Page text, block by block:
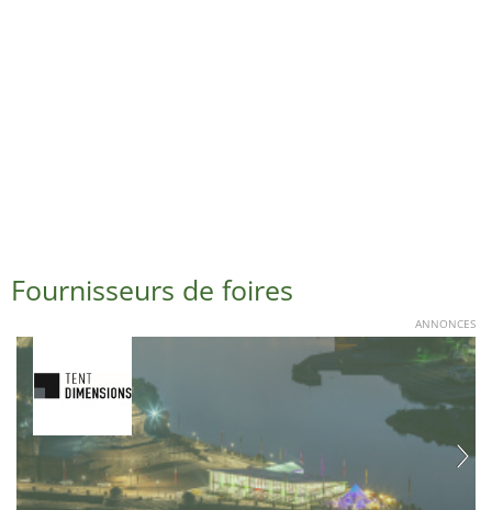
Fournisseurs de foires
ANNONCES